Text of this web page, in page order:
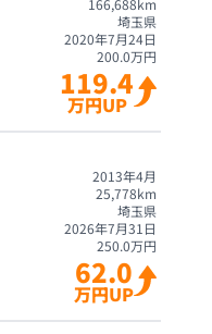
166,688km
埼玉県
2020年7月24日
200.0万円
119.4
万円UP
2013年4月
25,778km
埼玉県
2026年7月31日
250.0万円
62.0
万円UP